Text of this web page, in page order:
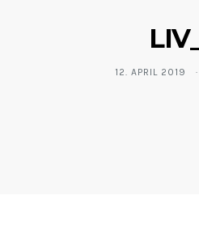
12. APRIL 2019